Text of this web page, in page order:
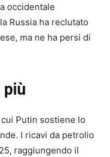
occidentale
Russia ha reclutato
ma ne ha persi di
più
cui Putin sostiene lo
I ricavi da petrolio
raggiungendo il